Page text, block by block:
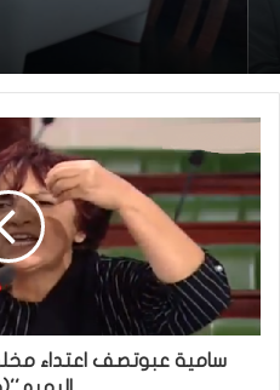
سامية عبوتصف اعتداء